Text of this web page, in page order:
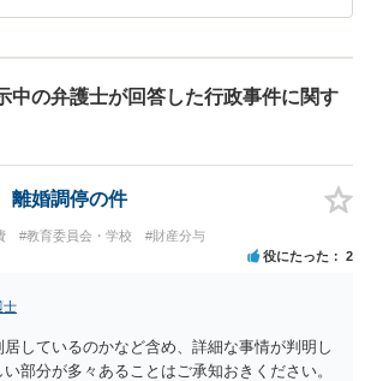
中の弁護士が回答した行政事件に関す
離婚調停の件
#教育委員会・学校 #財産分与
役にたった 2
士
しているのかなど含め、詳細な事情が判明し
部分が多々あることはご承知おきください。